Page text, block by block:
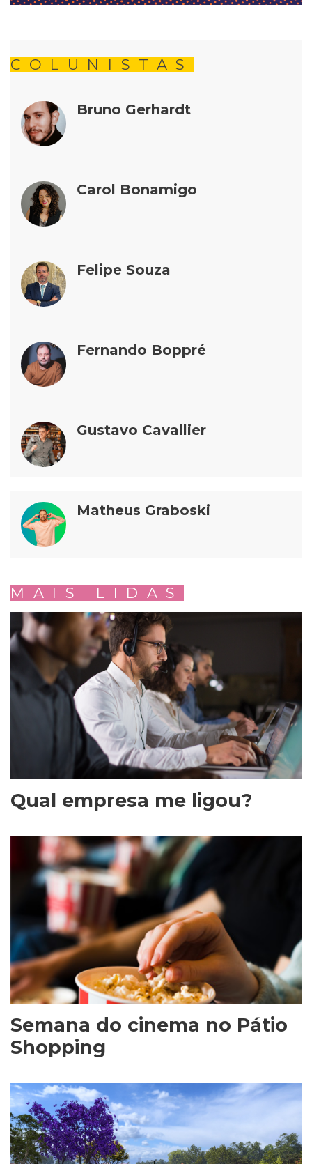
COLUNISTAS
Bruno Gerhardt
Carol Bonamigo
Felipe Souza
Fernando Boppré
Gustavo Cavallier
Matheus Graboski
MAIS LIDAS
Qual empresa me ligou?
Semana do cinema no Pátio
Shopping